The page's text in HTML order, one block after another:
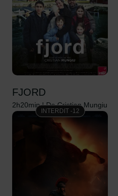
FJORD
2h20min| De Cristian Mungiu
INTERDIT -12